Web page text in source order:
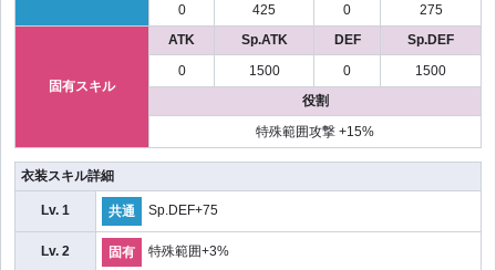
0
425 0 275
固有スキル
ATK Sp.ATK DEF
Sp.DEF
0
1500 0
1500
役割
特殊範囲攻撃 +15%
衣装スキル詳細
Lv. 1 共通 Sp.DEF+75
Lv. 2 固有 特殊範囲+3%